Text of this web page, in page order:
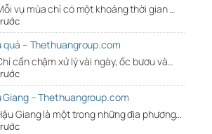
vụ mùa chỉ có một khoảng thời gian …
quả – Thethuangroup.com
cần chậm xử lý vài ngày, ốc bươu và…
– Thethuangroup.com
Giang là một trong những địa phương…